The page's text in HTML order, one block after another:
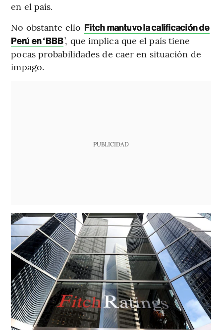
en el país.
No obstante ello Fitch mantuvo la calificación de
Perú en ‘BBB’, que implica que el país tiene
pocas probabilidades de caer en situación de
impago.
PUBLICIDAD